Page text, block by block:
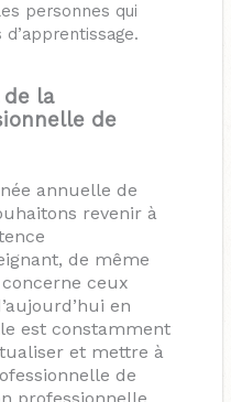
personnes qui
de la
de
annuelle de
revenir à
de même
ceux
en
est constamment
et mettre à
de